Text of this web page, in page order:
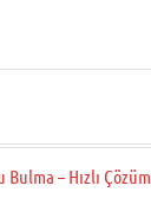
Bulma – Hızlı Çözüm